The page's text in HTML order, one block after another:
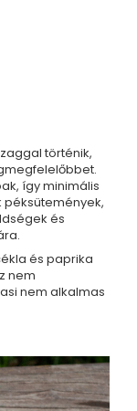
történik,
így minimális
és
és paprika
nem
nem alkalmas